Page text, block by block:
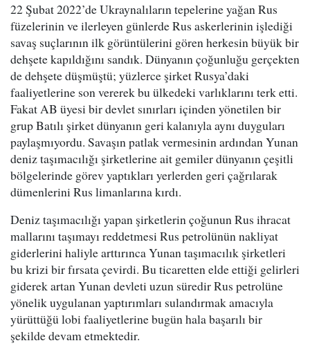
22 Şubat 2022’de Ukraynalıların tepelerine yağan Rus
füzelerinin ve ilerleyen günlerde Rus askerlerinin işlediği
savaş suçlarının ilk görüntülerini gören herkesin büyük bir
dehşete kapıldığını sandık. Dünyanın çoğunluğu gerçekten
de dehşete düşmüştü; yüzlerce şirket Rusya’daki
faaliyetlerine son vererek bu ülkedeki varlıklarını terk etti.
Fakat AB üyesi bir devlet sınırları içinden yönetilen bir
grup Batılı şirket dünyanın geri kalanıyla aynı duyguları
paylaşmıyordu. Savaşın patlak vermesinin ardından Yunan
deniz taşımacılığı şirketlerine ait gemiler dünyanın çeşitli
bölgelerinde görev yaptıkları yerlerden geri çağrılarak
dümenlerini Rus limanlarına kırdı.
Deniz taşımacılığı yapan şirketlerin çoğunun Rus ihracat
mallarını taşımayı reddetmesi Rus petrolünün nakliyat
giderlerini haliyle arttırınca Yunan taşımacılık şirketleri
bu krizi bir fırsata çevirdi. Bu ticaretten elde ettiği gelirleri
giderek artan Yunan devleti uzun süredir Rus petrolüne
yönelik uygulanan yaptırımları sulandırmak amacıyla
yürüttüğü lobi faaliyetlerine bugün hala başarılı bir
şekilde devam etmektedir.